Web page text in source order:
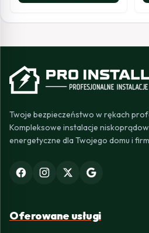
Twoje bezpieczeństwo w rękach
Kompleksowe instalacje
energetyczne dla Twojego domu i
Oferowane usługi